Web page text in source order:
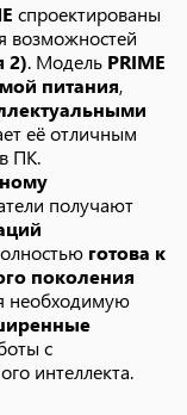
спроектированы
возможностей
2). Модель PRIME
питания,
её отличным
ПК.
получают
готова к
поколения
необходимую
с
интеллекта.